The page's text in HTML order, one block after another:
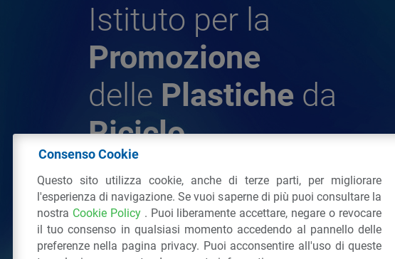
Istituto per la
Promozione
delle Plastiche da
Riciclo
© 2026 - IPPR Istituto per la Promozione delle Plastiche
da Riciclo
C.F. 97381090154
Via San Vittore 3620123 Milano(MI) Tel.: 02 43928225.
Consenso Cookie
Questo sito utilizza cookie, anche di terze parti, per migliorare
l'esperienza di navigazione. Se vuoi saperne di più puoi consultare la
nostra Cookie Policy . Puoi liberamente accettare, negare o revocare
il tuo consenso in qualsiasi momento accedendo al pannello delle
preferenze nella pagina privacy. Puoi acconsentire all'uso di queste